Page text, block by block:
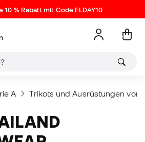
10 % Rabatt mit Code FLDAY10
A Trikots und Ausrüstungen von